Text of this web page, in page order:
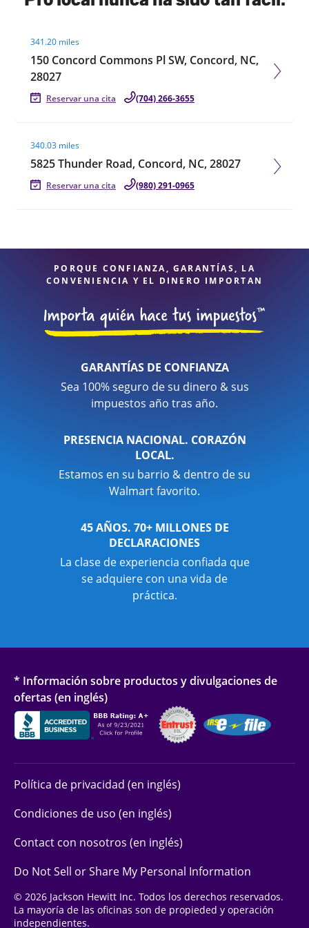
341.20 miles
150 Concord Commons Pl SW, Concord, NC,
28027
Reservar una cita (704) 266-3655
340.03 miles
5825 Thunder Road, Concord, NC, 28027
Reservar una cita (980) 291-0965
PORQUE CONFIANZA, GARANTÍAS, LA
CONVENIENCIA Y EL DINERO IMPORTAN
GARANTÍAS DE CONFIANZA
Sea 100% seguro de su dinero & sus
impuestos año tras año.
PRESENCIA NACIONAL. CORAZÓN
LOCAL.
Estamos en su barrio & dentro de su
Walmart favorito.
45 AÑOS. 70+ MILLONES DE
DECLARACIONES
La clase de experiencia confiada que
se adquiere con una vida de
práctica.
* Información sobre productos y divulgaciones de
ofertas (en inglés)
Política de privacidad (en inglés)
Condiciones de uso (en inglés)
Contact con nosotros (en inglés)
Do Not Sell or Share My Personal Information
© 2026 Jackson Hewitt Inc. Todos los derechos reservados.
La mayoría de las oficinas son de propieded y operación
independientes.